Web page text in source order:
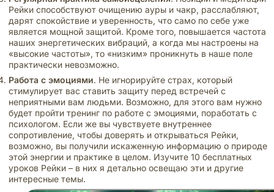
Рейки способствуют очищению ауры и чакр, расслабляют,
дарят спокойствие и уверенность, что само по себе уже
является мощной защитой. Кроме того, повышается частота
наших энергетических вибраций, а когда мы настроены на
«высокие частоты», то «низким» проникнуть в наше поле
практически невозможно.
Работа с эмоциями. Не игнорируйте страх, который
стимулирует вас ставить защиту перед встречей с
неприятными вам людьми. Возможно, для этого вам нужно
будет пройти тренинг по работе с эмоциями, поработать с
психологом. Если же вы чувствуете внутреннее
сопротивление, чтобы доверять и открываться Рейки,
возможно, вы получили искаженную информацию о природе
этой энергии и практике в целом. Изучите 10 бесплатных
уроков Рейки – в них я детально освещаю эти и другие
интересные темы.